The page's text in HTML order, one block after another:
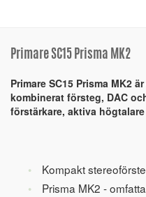
Primare SC15 Prisma MK2
Primare SC15 Prisma MK2
kombinerat försteg, DAC
förstärkare, aktiva
Kompakt
Prisma MK2 -